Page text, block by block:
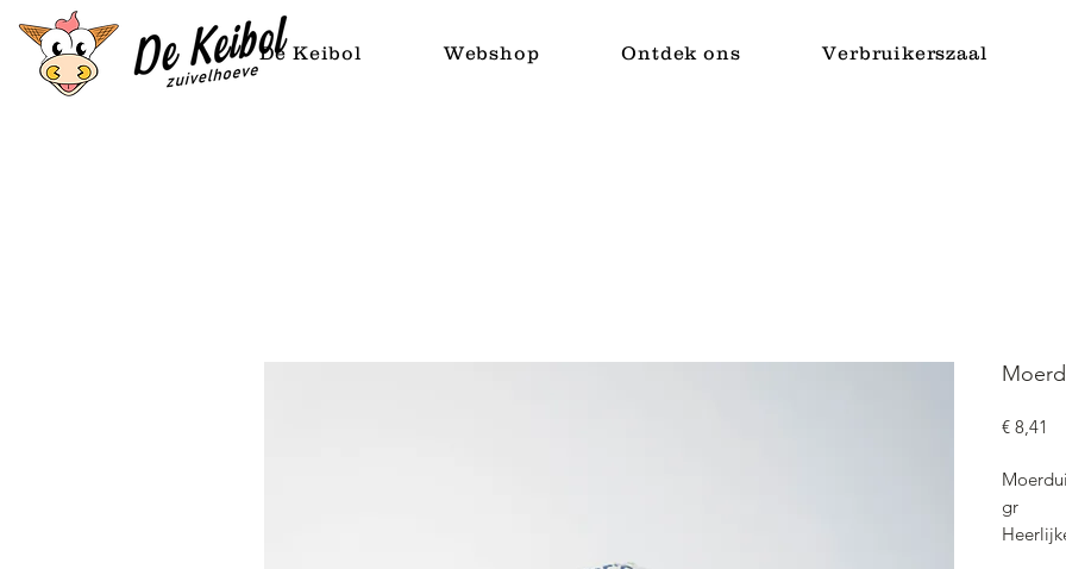
De Keibol Webshop Ontdek ons Verbruikerszaal
€ 8,41
gr